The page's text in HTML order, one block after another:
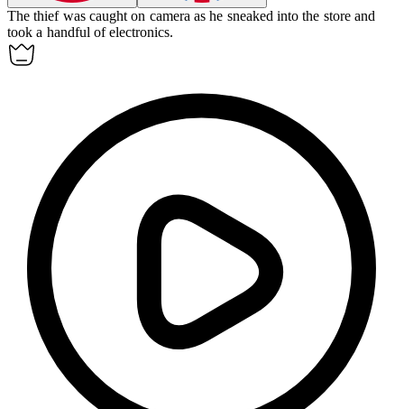
Thethief was caught on camera as he sneaked into the store and
took a handful of electronics.